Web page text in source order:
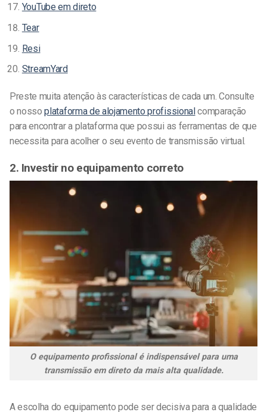
YouTube em direto
Tear
Resi
StreamYard
Preste muita atenção às características de cada um. Consulte
o nossoplataforma de alojamento profissionalcomparação
para encontrar a plataforma que possui as ferramentas de que
necessita para acolher o seu evento de transmissão virtual.
2. Investir no equipamento correto
O equipamento profissional é indispensável para uma
transmissão em direto da mais alta qualidade.
A escolha do equipamento pode ser decisiva para a qualidade